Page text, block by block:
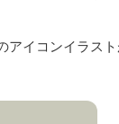
アイコンイラス